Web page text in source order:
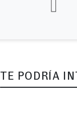
TE PODRÍA